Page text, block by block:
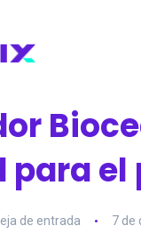
para el
de entrada 7 de